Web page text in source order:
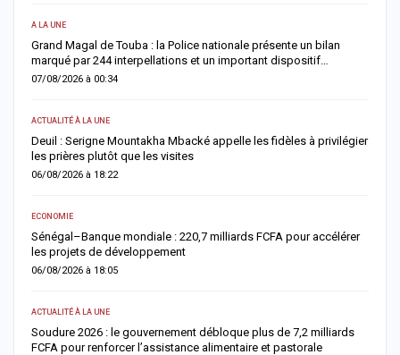
A LA UNE
Grand Magal de Touba : la Police nationale présente un bilan
marqué par 244 interpellations et un important dispositif…
07/08/2026 à 00:34
ACTUALITÉ À LA UNE
Deuil : Serigne Mountakha Mbacké appelle les fidèles à privilégier
les prières plutôt que les visites
06/08/2026 à 18:22
ECONOMIE
Sénégal–Banque mondiale : 220,7 milliards FCFA pour accélérer
les projets de développement
06/08/2026 à 18:05
ACTUALITÉ À LA UNE
Soudure 2026 : le gouvernement débloque plus de 7,2 milliards
FCFA pour renforcer l’assistance alimentaire et pastorale